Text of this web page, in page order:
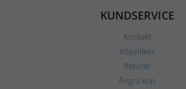
KUNDSERVICE
Kontakt
Köpvillkor
Returer
Ångra köp